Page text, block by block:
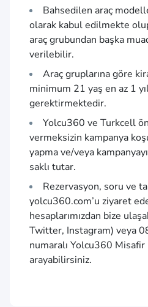
Bahsedilen araç
olarak kabul edilmekte
araç grubundan başka
verilebilir.
Araç gruplarına göre
minimum 21 yaş en az 1
gerektirmektedir.
Yolcu360 ve Turkcell
vermeksizin kampanya
yapma ve/veya
saklı tutar.
Rezervasyon, soru ve
yolcu360.com’u ziyaret
hesaplarımızdan bize
Twitter, Instagram) veya
numaralı Yolcu360 Misafir
arayabilirsiniz.